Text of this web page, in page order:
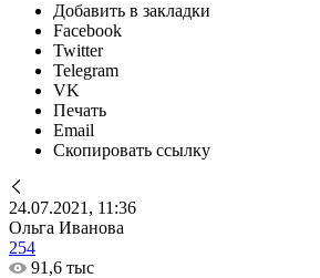
Добавить в закладки
Facebook
Twitter
Telegram
VK
Печать
Email
Скопировать ссылку
24.07.2021, 11:36
Ольга Иванова
254
91,6 тыс